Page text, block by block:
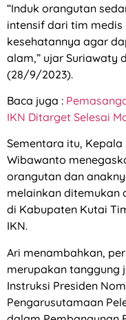
“Induk orangutan
intensif dari tim
kesehatannya agar
alam,” ujar Suriawaty
(28/9/2023).
Baca juga :
IKN Ditarget Selesai
Sementara itu, Kepala
Wibawanto
orangutan dan
melainkan ditemukan
di Kabupaten Kutai
IKN.
Ari menambahkan,
merupakan tanggung
Instruksi Presiden
Pengarusutamaan